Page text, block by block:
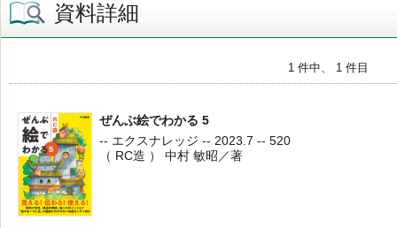
資料詳細
1 件中、 1 件目
ぜんぶ絵でわかる 5
-- エクスナレッジ -- 2023.7 -- 520
（ RC造 ） 中村 敏昭／著